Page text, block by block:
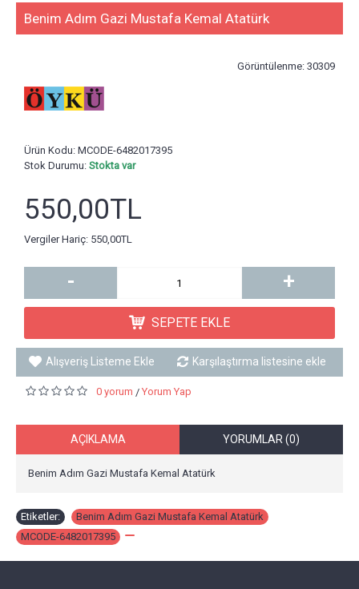
Benim Adım Gazi Mustafa Kemal Atatürk
Görüntülenme: 30309
Ürün Kodu: MCODE-6482017395
Stok Durumu: Stokta var
550,00TL
Vergiler Hariç: 550,00TL
- +
SEPETE EKLE
Alışveriş Listeme Ekle Karşılaştırma listesine ekle
0 yorum / Yorum Yap
AÇIKLAMA YORUMLAR (0)
Benim Adım Gazi Mustafa Kemal Atatürk
Etiketler: Benim Adım Gazi Mustafa Kemal Atatürk
MCODE-6482017395